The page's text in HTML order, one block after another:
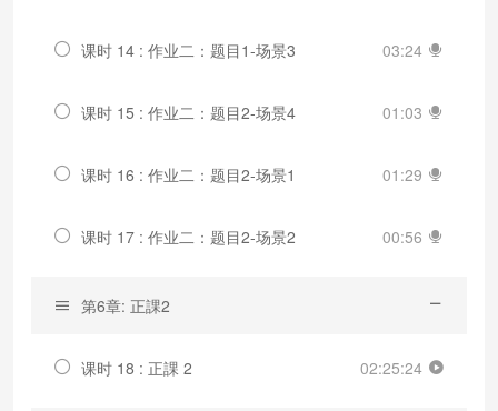
课时 14 : 作业二：题目1-场景3 03:24
课时 15 : 作业二：题目2-场景4 01:03
课时 16 : 作业二：题目2-场景1 01:29
课时 17 : 作业二：题目2-场景2 00:56
第6章: 正課2
课时 18 : 正課 2 02:25:24